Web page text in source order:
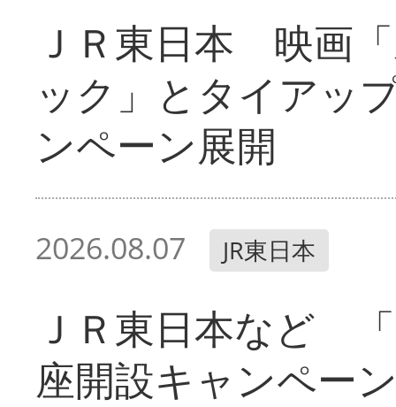
ＪＲ東日本 映画
ック」とタイアッ
ンペーン展開
2026.08.07 JR東日本
ＪＲ東日本など
座開設キャンペー